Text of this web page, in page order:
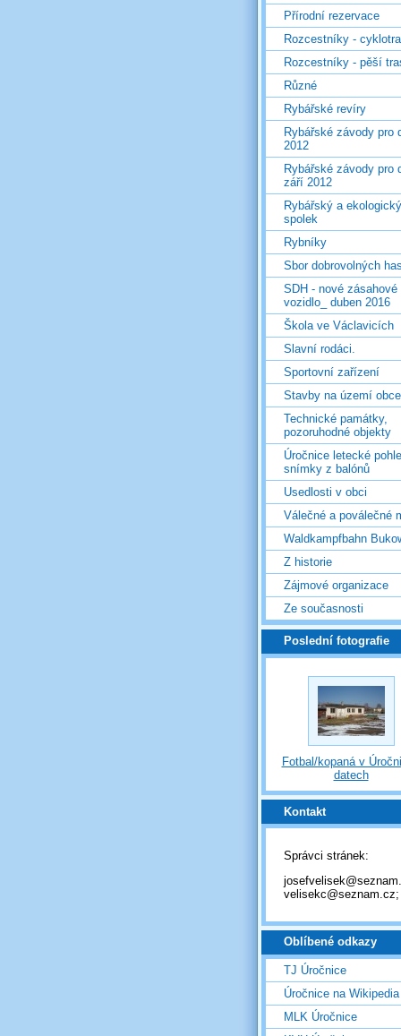
Přírodní rezervace
Rozcestníky -
Rozcestníky - pěší
Různé
Rybářské revíry
Rybářské závody pro
2012
Rybářské závody pro
září 2012
Rybářský a ekologický
spolek
Rybníky
Sbor dobrovolných
SDH - nové zásahové
vozidlo_ duben 2016
Škola ve Václavicích
Slavní rodáci.
Sportovní zařízení
Stavby na území obce
Technické památky,
pozoruhodné objekty
Úročnice letecké
snímky z balónů
Usedlosti v obci
Válečné a poválečné
Waldkampfbahn
Z historie
Zájmové organizace
Ze současnosti
Poslední fotografie
Fotbal/kopaná v
datech
Kontakt
Správci stránek:
velisekc@seznam.cz;
Oblíbené odkazy
TJ Úročnice
Úročnice na Wikipedia
MLK Úročnice